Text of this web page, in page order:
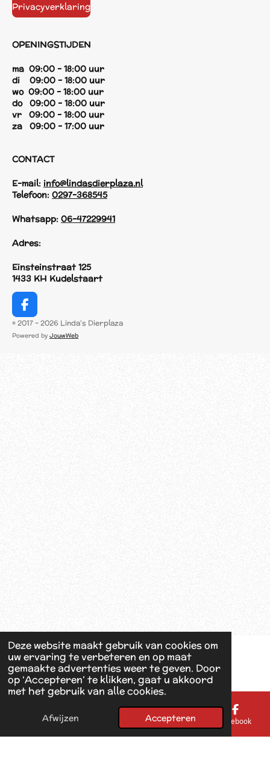
Deze website maakt gebruik van cookies om
uw ervaring te verbeteren en op maat
gemaakte advertenties weer te geven. Door
op ‘Accepteren’ te klikken, gaat u akkoord
met het gebruik van alle cookies.
Afwijzen Accepteren
Privacyverklaring
OPENINGSTIJDEN
ma 09:00 - 18:00 uur
di 09:00 - 18:00 uur
wo 09:00 - 18:00 uur
do 09:00 - 18:00 uur
vr 09:00 - 18:00 uur
za 09:00 - 17:00 uur
CONTACT
E-mail: info@lindasdierplaza.nl
Telefoon: 0297-368545
Whatsapp: 06-47229941
Adres:
Einsteinstraat 125
1433 KH Kudelstaart
F
a
c
© 2017 - 2026 Linda's Dierplaza
Powered by JouwWeb
E-mailadres Kaart Facebook